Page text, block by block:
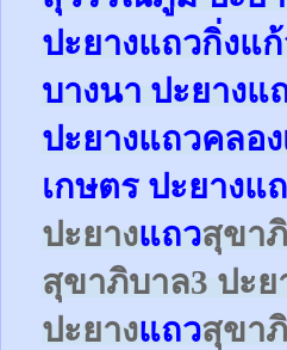
ปะยางแถวกิ่งแ
บางนา ปะยางแ
ปะยางแถวคลอ
เกษตร ปะยางแ
ปะยางแถวสุขา
สุขาภิบาล3 ปะย
ปะยางแถวสุขา